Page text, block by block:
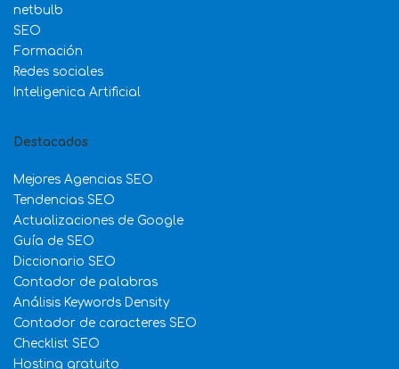
netbulb
SEO
Formación
Redes sociales
Inteligenica Artificial
Destacados
Mejores Agencias SEO
Tendencias SEO
Actualizaciones de Google
Guía de SEO
Diccionario SEO
Contador de palabras
Análisis Keywords Density
Contador de caracteres SEO
Checklist SEO
Hosting gratuito